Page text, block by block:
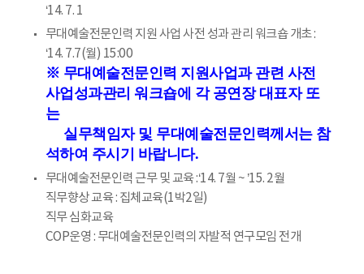
‘14. 7. 1
무대예술전문인력 지원 사업 사전 성과 관리 워크숍 개초 :
‘14. 7.7(월) 15:00
※ 무대예술전문인력 지원사업과 관련 사전
사업성과관리 워크숍에 각 공연장 대표자 또
는
실무책임자 및 무대예술전문인력께서는 참
석하여 주시기 바랍니다.
무대예술전문인력 근무 및 교육 :‘14. 7월 ~ ’15. 2월
직무향상 교육 : 집체교육(1박2일)
직무 심화교육
COP운영 : 무대예술전문인력의 자발적 연구모임 전개